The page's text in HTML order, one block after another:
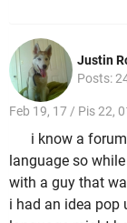
Justin
Posts:
Feb 19, 17 / Pis 22,
i know a
language so
with a guy that
i had an idea pop